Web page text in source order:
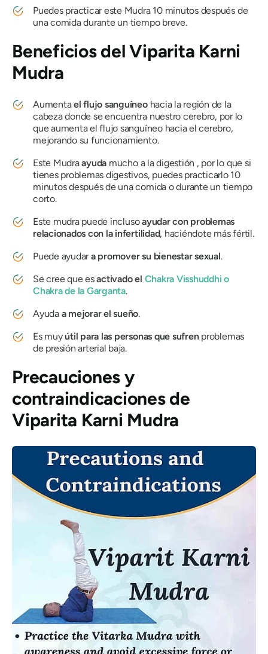
Puedes practicar este Mudra10 minutos después de
una comida durante un tiempo breve.
Beneficiosdel Viparita Karni
Mudra
Aumentael flujo sanguíneohacia la región de la
cabeza donde se encuentra nuestro cerebro, por lo
que aumenta el flujo sanguíneo hacia el cerebro,
mejorando su funcionamiento.
Este Mudraayuda mucho a la digestión , por lo que si
tienes problemas digestivos, puedes practicarlo 10
minutos después de una comida o durante un tiempo
corto.
Este mudrapuede inclusoayudar con problemas
relacionados con la infertilidad, haciéndote más fértil.
Puede ayudara promover su bienestar sexual.
Se cree que esactivado el Chakra Visshuddhi o
Chakra de la Garganta.
Ayuda a mejorar el sueño.
Es muyútil para las personas que sufrenproblemas
de presión arterial baja.
Precauciones y
contraindicacionesde
Viparita Karni Mudra